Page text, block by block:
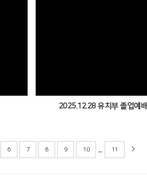
2025.12.28 유치부 졸업예배
6 7 8 9 10 ... 11